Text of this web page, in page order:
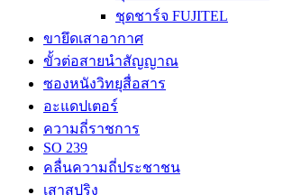
ชุดชาร์จ FUJITEL
ขายึดเสาอากาศ
ขั้วต่อสายนำสัญญาณ
ซองหนังวิทยุสื่อสาร
อะแดปเตอร์
ความถี่ราชการ
SO 239
คลื่นความถี่ประชาชน
เสาสปริง